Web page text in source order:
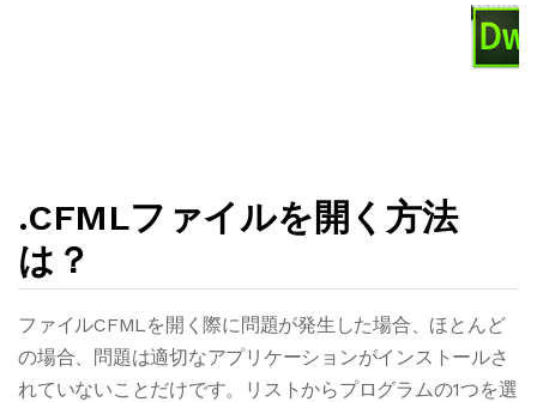
.CFMLファイルを開く方法
は？
ファイルCFMLを開く際に問題が発生した場合、ほとんど
の場合、問題は適切なアプリケーションがインストールさ
れていないことだけです。リストからプログラムの1つを選